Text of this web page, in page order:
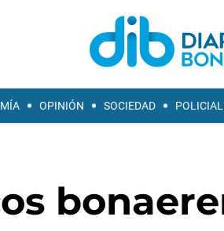
OPINIÓN SOCIEDAD